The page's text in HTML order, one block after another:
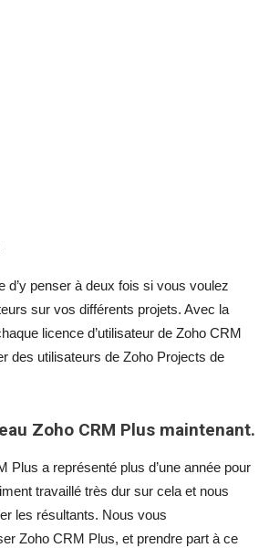
d’y penser à deux fois si vous voulez
sur vos différents projets. Avec la
licence d’utilisateur de Zoho CRM
des utilisateurs de Zoho Projects de
Zoho CRM Plus maintenant.
Plus a représenté plus d’une année pour
travaillé très dur sur cela et nous
les résultants. Nous vous
Zoho CRM Plus, et prendre part à ce